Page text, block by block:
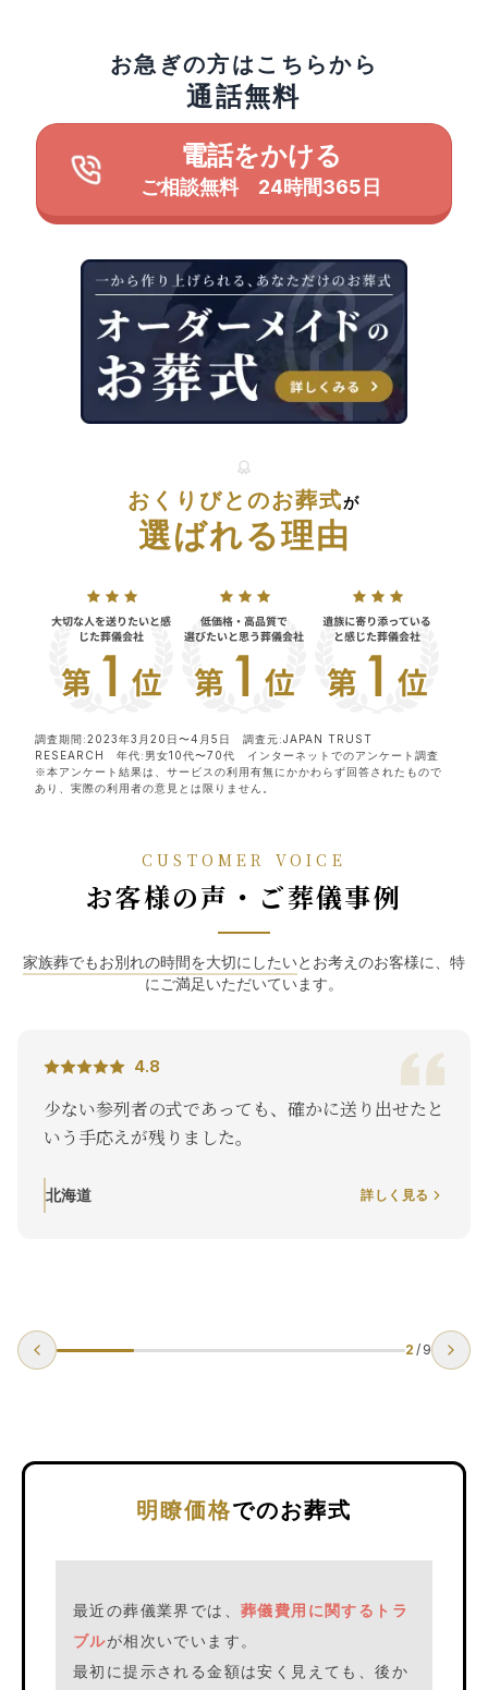
お急ぎの方はこちらから
通話無料
電話をかける
ご相談無料 24時間365日
おくりびとのお葬式が
選ばれる理由
調査期間:2023年3月20日〜4月5日 調査元:JAPAN TRUST
RESEARCH 年代:男女10代〜70代 インターネットでのアンケート調査
※本アンケート結果は、サービスの利用有無にかかわらず回答されたもので
あり、実際の利用者の意見とは限りません。
CUSTOMER VOICE
お客様の声・ご葬儀事例
家族葬でもお別れの時間を大切にしたいとお考えのお客様に、特
にご満足いただいています。
4.8
少ない参列者の式であっても、確かに送り出せたと
いう手応えが残りました。
北海道 詳しく見る
2 / 9
明瞭価格でのお葬式
最近の葬儀業界では、 葬儀費用に関するトラ
ブルが相次いでいます。
最初に提示される金額は安く見えても、後か